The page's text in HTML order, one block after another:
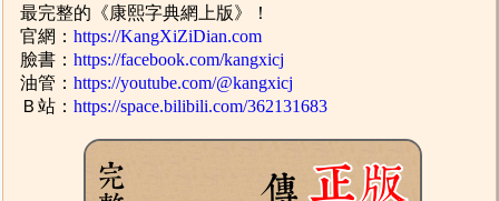
最完整的《康熙字典網上版》！
官網：https://KangXiZiDian.com
臉書：https://facebook.com/kangxicj
油管：https://youtube.com/@kangxicj
Ｂ站：https://space.bilibili.com/362131683